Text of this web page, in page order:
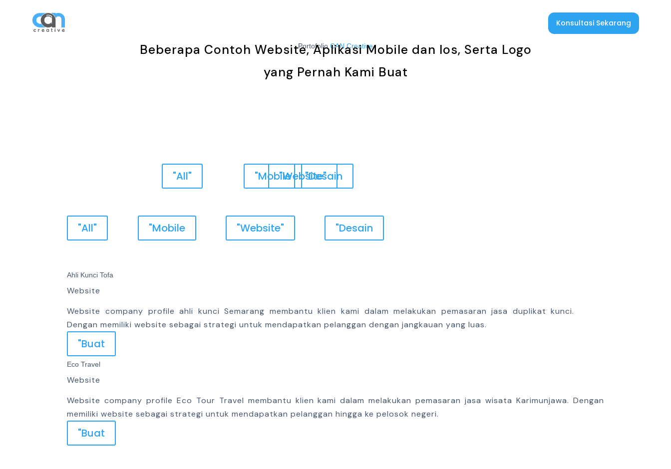
Konsultasi Sekarang
Portofolio CAN Creative
Beberapa Contoh Website, Aplikasi Mobile dan Ios, Serta Logo
yang Pernah Kami Buat
"All" "Mobile"Website"
"Desain
"All" "Mobile "Website" "Desain
Ahli Kunci Tofa
Website
Website company profile ahli kunci Semarang membantu klien kami dalam melakukan pemasaran jasa duplikat kunci.
Dengan memiliki website sebagai strategi untuk mendapatkan pelanggan dengan jangkauan yang luas.
"Buat
Eco Travel
Website
Website company profile Eco Tour Travel membantu klien kami dalam melakukan pemasaran jasa wisata Karimunjawa. Dengan
memiliki website sebagai strategi untuk mendapatkan pelanggan hingga ke pelosok negeri.
"Buat